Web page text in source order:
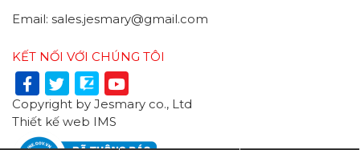
Email: sales.jesmary@gmail.com
KẾT NỐI VỚI CHÚNG TÔI
Copyright by Jesmary co., Ltd
Thiết kế web
IMS